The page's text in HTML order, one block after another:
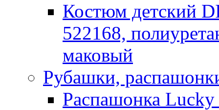
Костюм детский
522168,
маковый
Рубашки,
Распашонка